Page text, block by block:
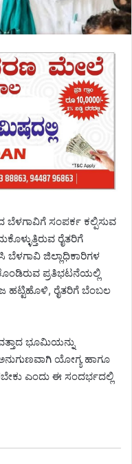
ಬೆಳಗಾವಿಗೆ ಸಂಪರ್ಕ ಕಲ್ಪಿಸುವ
ರೈತರಿಗೆ
ಜಿಲ್ಲಾಧಿಕಾರಿಗಳ
ಪ್ರತಿಭಟನೆಯಲ್ಲಿ
ಹಟ್ಟಿಹೊಳಿ, ರೈತರಿಗೆ ಬೆಂಬಲ
ಭೂಮಿಯನ್ನು
ಅನುಗುಣವಾಗಿ ಯೋಗ್ಯ ಹಾಗೂ
ಎಂದು ಈ ಸಂದರ್ಭದಲ್ಲಿ